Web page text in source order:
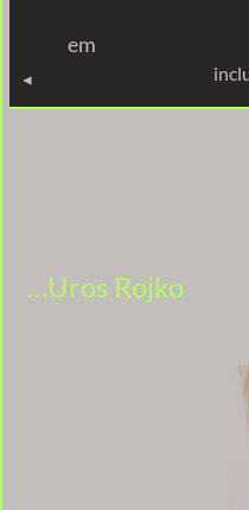
em
…Uros Rojko